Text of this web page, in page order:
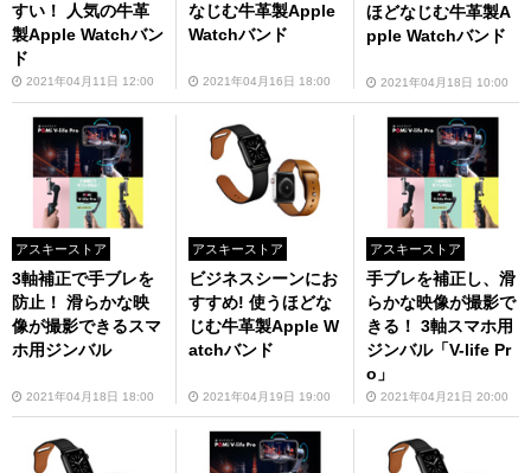
すい！ 人気の牛革
製Apple Watchバン
ド
2021年04月11日 12:00
なじむ牛革製Apple
Watchバンド
2021年04月16日 18:00
ほどなじむ牛革製A
pple Watchバンド
2021年04月18日 10:00
アスキーストア
3軸補正で手ブレを
防止！ 滑らかな映
像が撮影できるスマ
ホ用ジンバル
2021年04月18日 18:00
アスキーストア
ビジネスシーンにお
すすめ! 使うほどな
じむ牛革製Apple W
atchバンド
2021年04月19日 19:00
アスキーストア
手ブレを補正し、滑
らかな映像が撮影で
きる！ 3軸スマホ用
ジンバル「V-life Pr
o」
2021年04月21日 20:00